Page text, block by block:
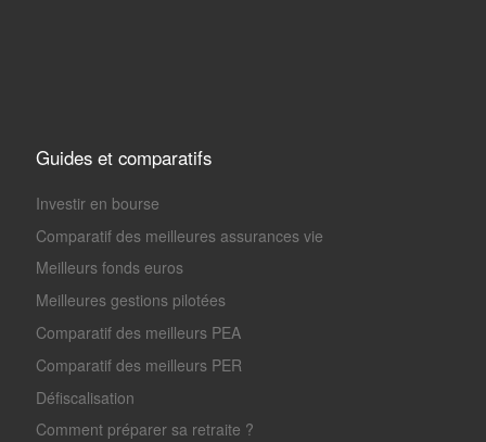
Guides et comparatifs
Investir en bourse
Comparatif des meilleures assurances vie
Meilleurs fonds euros
Meilleures gestions pilotées
Comparatif des meilleurs PEA
Comparatif des meilleurs PER
Défiscalisation
Comment préparer sa retraite ?